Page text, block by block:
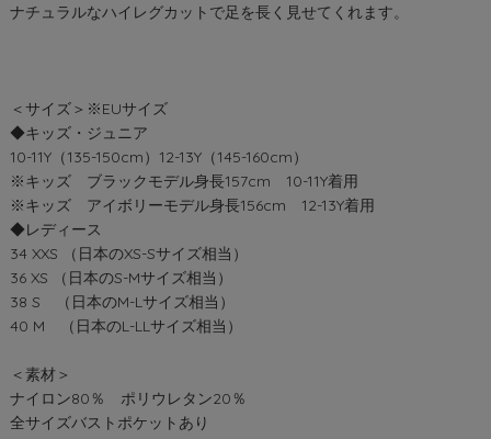
ナチュラルなハイレグカットで足を長く見せてくれます。
＜サイズ＞※EUサイズ
◆キッズ・ジュニア
10-11Y（135-150cm）12-13Y（145-160cm）
※キッズ ブラックモデル身長157cm 10-11Y着用
※キッズ アイボリーモデル身長156cm 12-13Y着用
◆レディース
34 XXS （日本のXS-Sサイズ相当）
36 XS （日本のS-Mサイズ相当）
38 S （日本のM-Lサイズ相当）
40 M （日本のL-LLサイズ相当）
＜素材＞
ナイロン80％ ポリウレタン20％
全サイズバストポケットあり